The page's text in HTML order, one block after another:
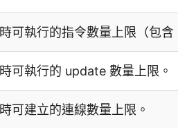
可執行的指令數量上限（包含
可執行的 update 數量上限。
可建立的連線數量上限。